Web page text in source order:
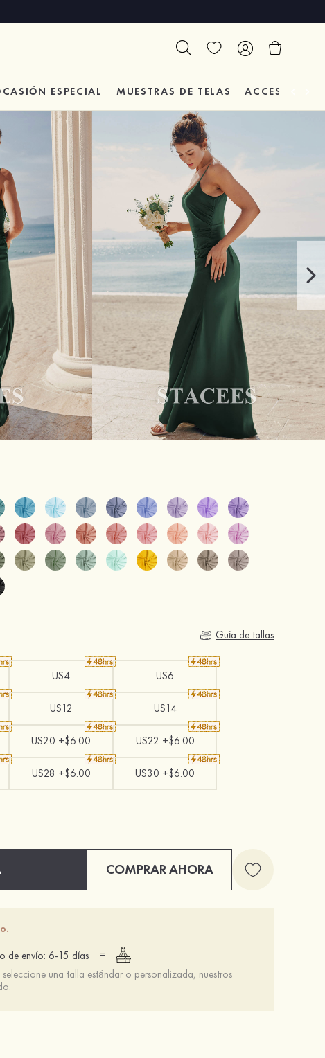
ESPECIAL MUESTRAS DE TELAS ACCESORIOS
Guía de tallas
US4 US6
US12 US14
US20 +$6.00 US22 +$6.00
US28 +$6.00 US30 +$6.00
COMPRAR AHORA
de envío: 6-15 días
=
una talla estándar o personalizada, nuestros